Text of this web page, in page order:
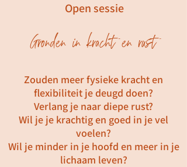
Open sessie
Gronden in kracht en rust
Zouden meer fysieke kracht en
flexibiliteit je deugd doen?
Verlang je naar diepe rust?
Wil je je krachtig en goed in je vel
voelen?
Wil je minder in je hoofd en meer in je
lichaam leven?